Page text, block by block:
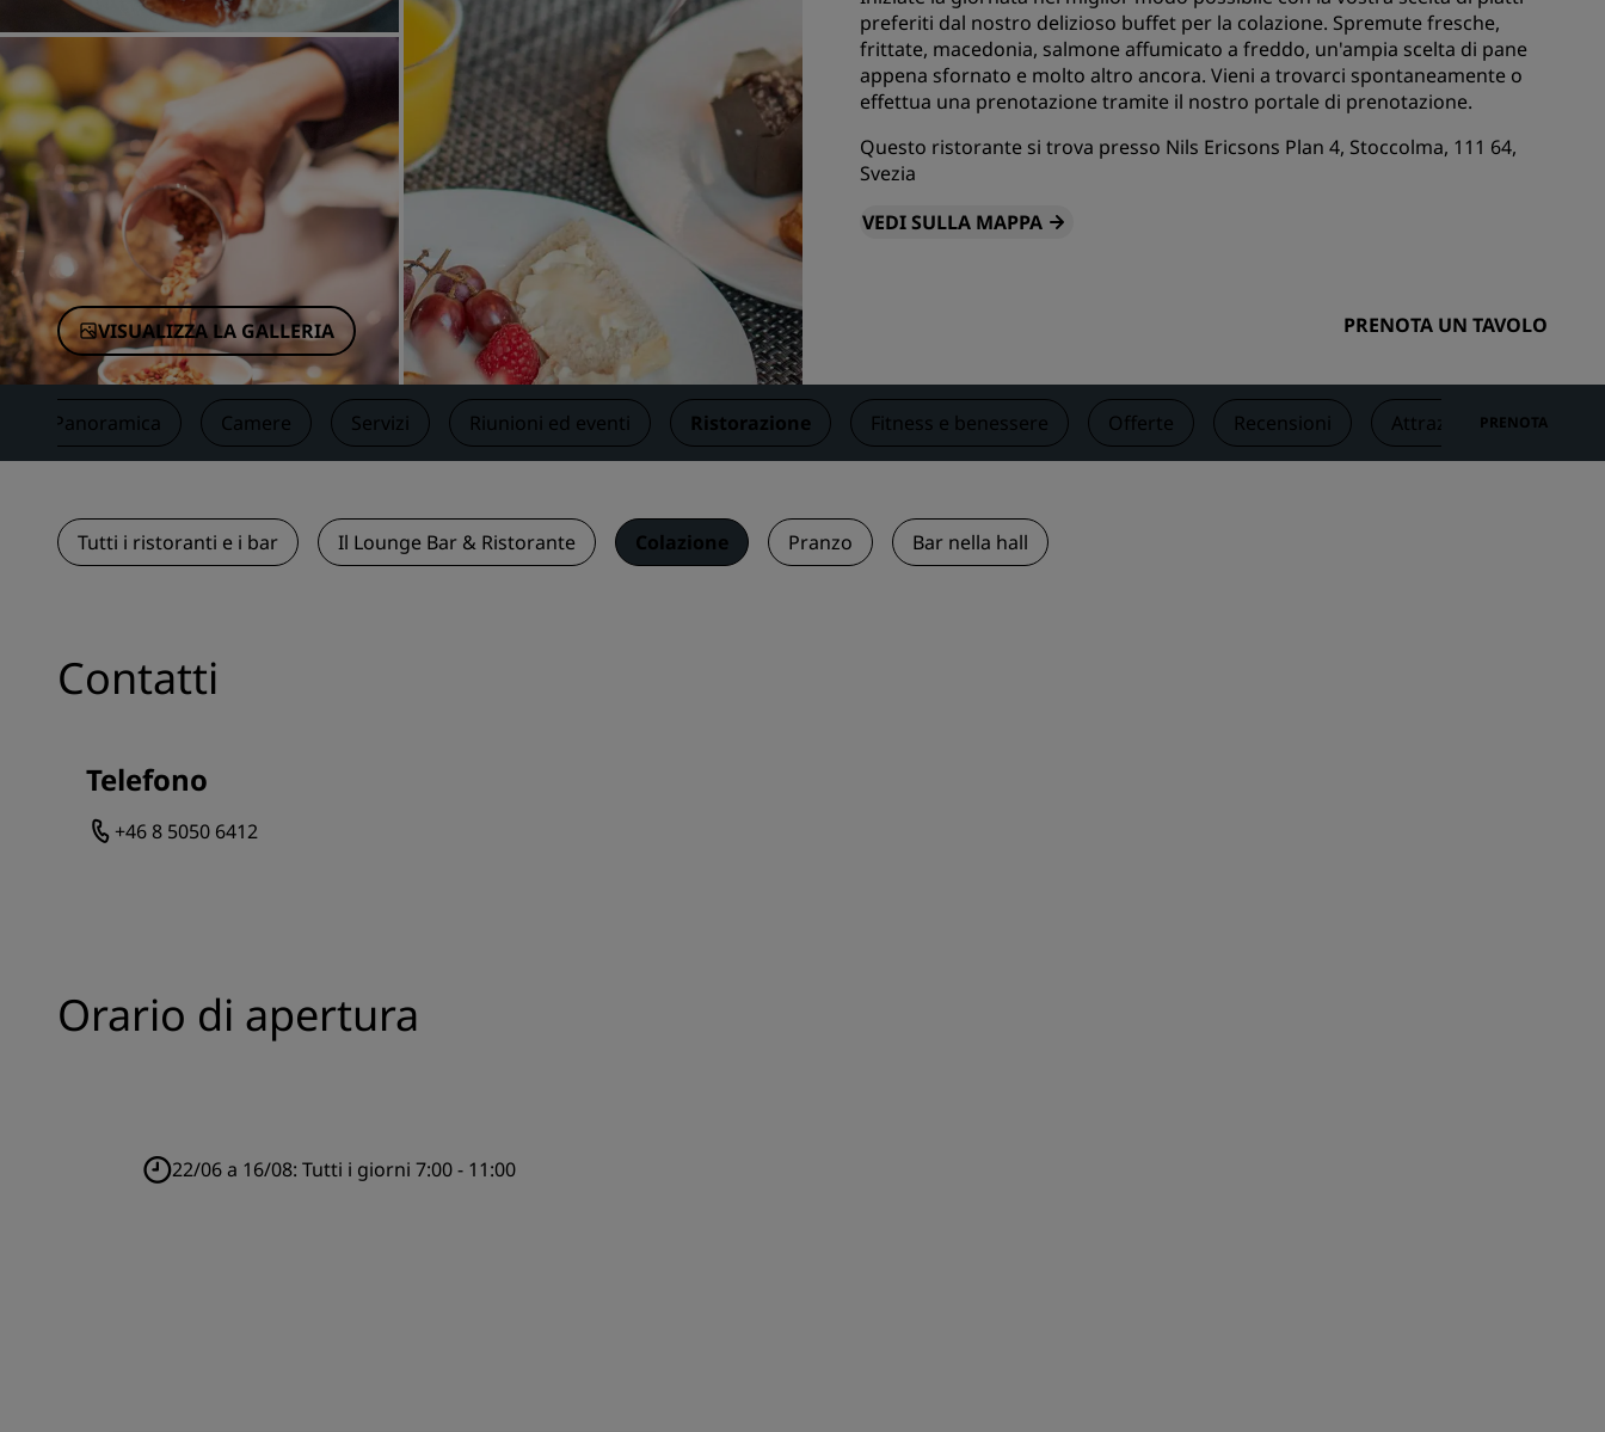
Marchi affiliati in Cina
Prenota uno spazio per riunioni
Richiedi un preventivo
Destinazioni per eventi
Servizi digitali
Rad Pets
Sedi per matrimoni
Soggiorni sostenibili
Vantaggi
Come utilizzare punti
Come guadagnare punti
VISUALIZZA LA GALLERIA
preferiti dal nostro delizioso buffet per la colazione. Spremute fresche,
frittate, macedonia, salmone affumicato a freddo, un'ampia scelta di pane
appena sfornato e molto altro ancora. Vieni a trovarci spontaneamente o
effettua una prenotazione tramite il nostro portale di prenotazione.
Questo ristorante si trova presso Nils Ericsons Plan 4, Stoccolma, 111 64,
Svezia
VEDI SULLA MAPPA
PRENOTA UN TAVOLO
Panoramica Camere Servizi Riunioni ed eventi Ristorazione Fitness e benessere Offerte Recensioni Attrazioni turistiche
PRENOTA
Tutti i ristoranti e i bar Il Lounge Bar & Ristorante Colazione Pranzo Bar nella hall
Contatti
Telefono
+46 8 5050 6412
Orario di apertura
22/06 a 16/08: Tutti i giorni 7:00 - 11:00